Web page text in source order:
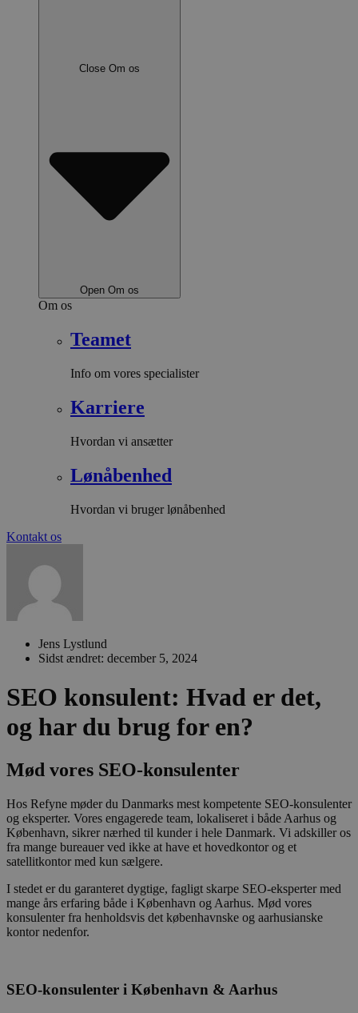
Close Om os
Open Om os
Om os
Teamet
Info om vores specialister
Karriere
Hvordan vi ansætter
Lønåbenhed
Hvordan vi bruger lønåbenhed
Kontakt os
Jens Lystlund
Sidst ændret: december 5, 2024
SEO konsulent: Hvad er det,
og har du brug for en?
Mød vores SEO-konsulenter
Hos Refyne møder du Danmarks mest kompetente SEO-konsulenter
og eksperter. Vores engagerede team, lokaliseret i både Aarhus og
København, sikrer nærhed til kunder i hele Danmark. Vi adskiller os
fra mange bureauer ved ikke at have et hovedkontor og et
satellitkontor med kun sælgere.
I stedet er du garanteret dygtige, fagligt skarpe SEO-eksperter med
mange års erfaring både i København og Aarhus. Mød vores
konsulenter fra henholdsvis det københavnske og aarhusianske
kontor nedenfor.
SEO-konsulenter i København & Aarhus